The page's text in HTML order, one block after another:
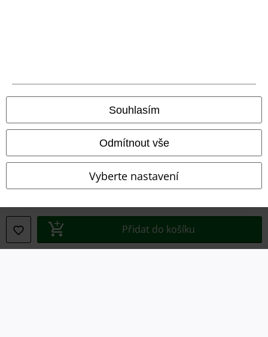
Souhlasím
Odmítnout vše
Vyberte nastavení
Přidat do košíku
Podmínky
Ochrana osobních údajů
Prohlášení o shodě